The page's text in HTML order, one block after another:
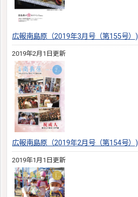
広報南島原（2019年3月号（第155号）)
2019年2月1日更新
広報南島原（2019年2月号（第154号）)
2019年1月1日更新